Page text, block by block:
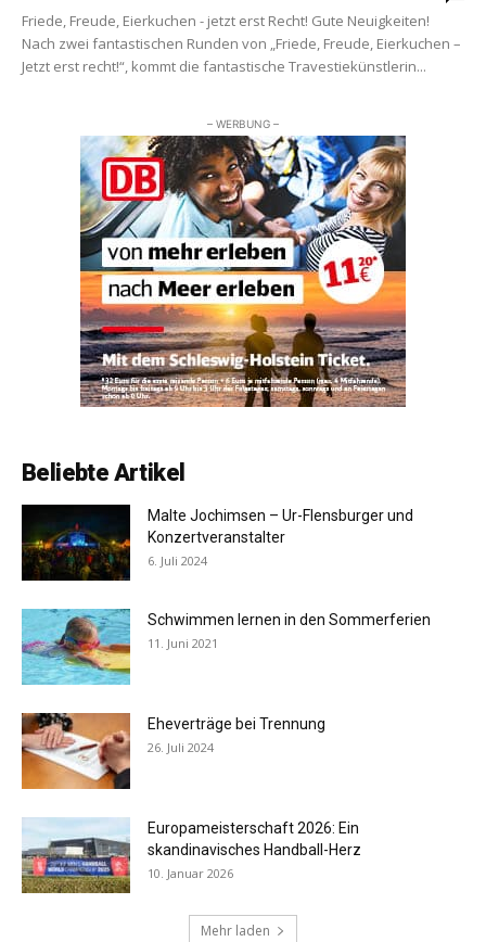
Friede, Freude, Eierkuchen - jetzt erst Recht! Gute Neuigkeiten!
Nach zwei fantastischen Runden von „Friede, Freude, Eierkuchen –
Jetzt erst recht!“, kommt die fantastische Travestiekünstlerin...
– WERBUNG –
Beliebte Artikel
Malte Jochimsen – Ur-Flensburger und
Konzertveranstalter
6. Juli 2024
Schwimmen lernen in den Sommerferien
11. Juni 2021
Eheverträge bei Trennung
26. Juli 2024
Europameisterschaft 2026: Ein
skandinavisches Handball-Herz
10. Januar 2026
Mehr laden